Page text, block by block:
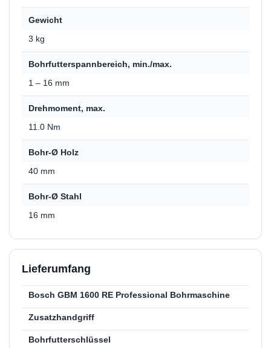
Gewicht
3 kg
Bohrfutterspannbereich, min./max.
1 – 16 mm
Drehmoment, max.
11.0 Nm
Bohr-Ø Holz
40 mm
Bohr-Ø Stahl
16 mm
Lieferumfang
Bosch GBM 1600 RE Professional Bohrmaschine
Zusatzhandgriff
Bohrfutterschlüssel